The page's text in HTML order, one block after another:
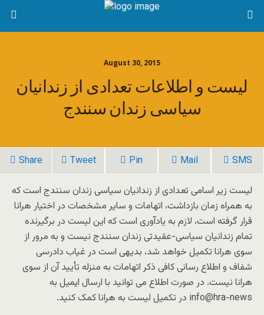
August 30, 2015
لیست و اطلاعات تعدادی از زندانیان
سیاسی زندان سنندج
Share Tweet Pin Mail SMS
لیست زیر اسامی تعدادی از زندانیان سیاسی زندان سنندج است که
به همراه زمان بازداشت، اتهامات و سایر مشخصات در اختیار هرانا
قرار گرفته است، لازم به یادآوری است که این لیست در برگیرنده
تمام زندانیان سیاسی-عقیدتی زندان سنندج نیست و به مرور از
سوی هرانا تکمیل خواهد شد، بدیهی است در غیاب دادرسی
شفاف و اطلاع رسانی کافی ذکر اتهامات به منزله تأیید آن از سوی
هرانا نیست. در صورت اطلاع می توانید با ارسال ایمیل به
info@hra-news در تکمیل لیست به هرانا کمک کنید.